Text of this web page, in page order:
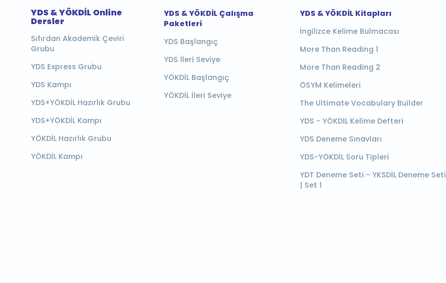
YDS & YÖKDİL Online
Dersler
Sıfırdan Akademik Çeviri
Grubu
YDS Express Grubu
YDS Kampı
YDS+YÖKDİL Hazırlık Grubu
YDS+YÖKDİL Kampı
YÖKDİL Hazırlık Grubu
YÖKDİL Kampı
YDS & YÖKDİL Çalışma
Paketleri
YDS Başlangıç
YDS İleri Seviye
YÖKDİL Başlangıç
YÖKDİL İleri Seviye
YDS & YÖKDİL Kitapları
İngilizce Kelime Bulmacası
More Than Reading 1
More Than Reading 2
ÖSYM Kelimeleri
The Ultimate Vocabulary Builder
YDS - YÖKDİL Kelime Defteri
YDS Deneme Sınavları
YDS-YÖKDİL Soru Tipleri
YDT Deneme Seti - YKSDİL Deneme Seti
| Set 1